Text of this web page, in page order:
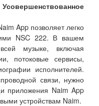
App позволяет легко
NSC 222. В вашем
музыке, включая
потоковые сервисы,
исполнителей.
связи, нужно
приложения Naim App
устройствам Naim.